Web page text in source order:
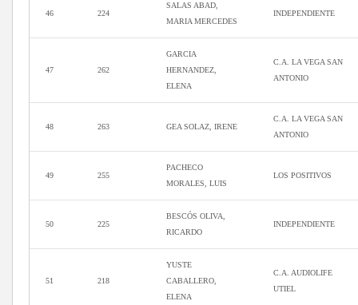
46 224
SALAS ABAD,
MARIA MERCEDES
INDEPENDIENTE
47 262
GARCIA
HERNANDEZ,
ELENA
C.A. LA VEGA SAN
ANTONIO
48 263 GEA SOLAZ, IRENE
C.A. LA VEGA SAN
ANTONIO
49 255
PACHECO
MORALES, LUIS
LOS POSITIVOS
50 225
BESCÓS OLIVA,
RICARDO
INDEPENDIENTE
51 218
YUSTE
CABALLERO,
ELENA
C.A. AUDIOLIFE
UTIEL